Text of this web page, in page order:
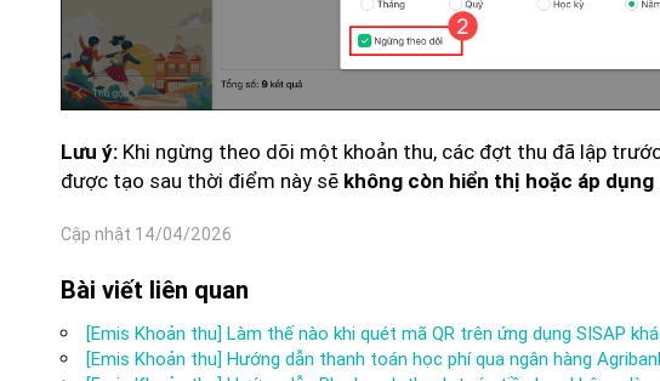
Lưu ý: Khi ngừng theo dõi một khoản thu, các đợt thu đã lập
được tạo sau thời điểm này sẽ không còn hiển thị hoặc áp
Cập nhật 14/04/2026
Bài viết liên quan
[Emis Khoản thu] Làm thế nào khi quét mã QR trên ứng dụng SISAP
[Emis Khoản thu] Hướng dẫn thanh toán học phí qua ngân hàng